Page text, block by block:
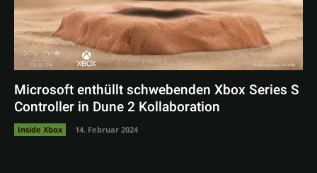
Microsoft enthüllt schwebenden Xbox Series S
Controller in Dune 2 Kollaboration
Inside Xbox 14. Februar 2024